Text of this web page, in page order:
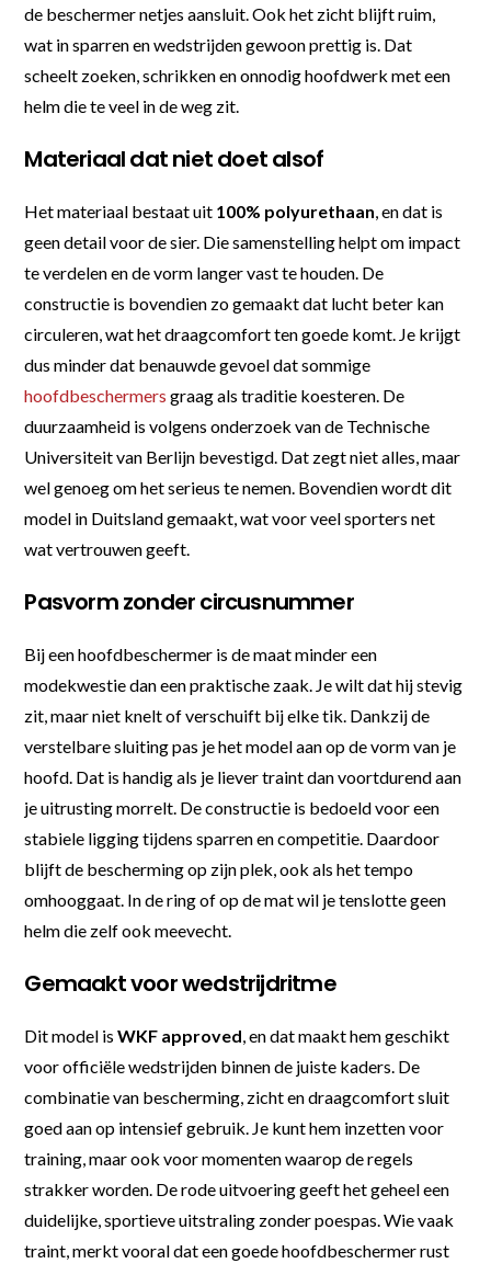
de beschermer netjes aansluit. Ook het zicht blijft ruim,
wat in sparren en wedstrijden gewoon prettig is. Dat
scheelt zoeken, schrikken en onnodig hoofdwerk met een
helm die te veel in de weg zit.
Materiaal dat niet doet alsof
Het materiaal bestaat uit 100% polyurethaan, en dat is
geen detail voor de sier. Die samenstelling helpt om impact
te verdelen en de vorm langer vast te houden. De
constructie is bovendien zo gemaakt dat lucht beter kan
circuleren, wat het draagcomfort ten goede komt. Je krijgt
dus minder dat benauwde gevoel dat sommige
hoofdbeschermers graag als traditie koesteren. De
duurzaamheid is volgens onderzoek van de Technische
Universiteit van Berlijn bevestigd. Dat zegt niet alles, maar
wel genoeg om het serieus te nemen. Bovendien wordt dit
model in Duitsland gemaakt, wat voor veel sporters net
wat vertrouwen geeft.
Pasvorm zonder circusnummer
Bij een hoofdbeschermer is de maat minder een
modekwestie dan een praktische zaak. Je wilt dat hij stevig
zit, maar niet knelt of verschuift bij elke tik. Dankzij de
verstelbare sluiting pas je het model aan op de vorm van je
hoofd. Dat is handig als je liever traint dan voortdurend aan
je uitrusting morrelt. De constructie is bedoeld voor een
stabiele ligging tijdens sparren en competitie. Daardoor
blijft de bescherming op zijn plek, ook als het tempo
omhooggaat. In de ring of op de mat wil je tenslotte geen
helm die zelf ook meevecht.
Gemaakt voor wedstrijdritme
Dit model isWKF approved, en dat maakt hem geschikt
voor officiële wedstrijden binnen de juiste kaders. De
combinatie van bescherming, zicht en draagcomfort sluit
goed aan op intensief gebruik. Je kunt hem inzetten voor
training, maar ook voor momenten waarop de regels
strakker worden. De rode uitvoering geeft het geheel een
duidelijke, sportieve uitstraling zonder poespas. Wie vaak
traint, merkt vooral dat een goede hoofdbeschermer rust